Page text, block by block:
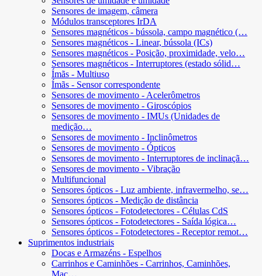
Sensores de imagem, câmera
Módulos transceptores IrDA
Sensores magnéticos - bússola, campo magnético (…
Sensores magnéticos - Linear, bússola (ICs)
Sensores magnéticos - Posição, proximidade, velo…
Sensores magnéticos - Interruptores (estado sólid…
Ímãs - Multiuso
Ímãs - Sensor correspondente
Sensores de movimento - Acelerômetros
Sensores de movimento - Giroscópios
Sensores de movimento - IMUs (Unidades de
medição…
Sensores de movimento - Inclinômetros
Sensores de movimento - Ópticos
Sensores de movimento - Interruptores de inclinaçã…
Sensores de movimento - Vibração
Multifuncional
Sensores ópticos - Luz ambiente, infravermelho, se…
Sensores ópticos - Medição de distância
Sensores ópticos - Fotodetectores - Células CdS
Sensores ópticos - Fotodetectores - Saída lógica…
Sensores ópticos - Fotodetectores - Receptor remot…
Suprimentos industriais
Docas e Armazéns - Espelhos
Carrinhos e Caminhões - Carrinhos, Caminhões,
Mac…